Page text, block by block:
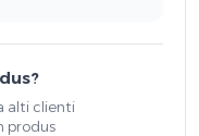
alti clienti
produs